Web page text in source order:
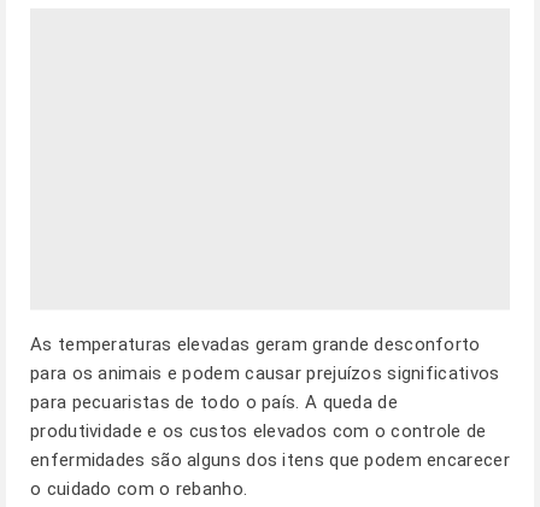
As temperaturas elevadas geram grande desconforto
para os animais e podem causar prejuízos significativos
para pecuaristas de todo o país. A queda de
produtividade e os custos elevados com o controle de
enfermidades são alguns dos itens que podem encarecer
o cuidado com o rebanho.